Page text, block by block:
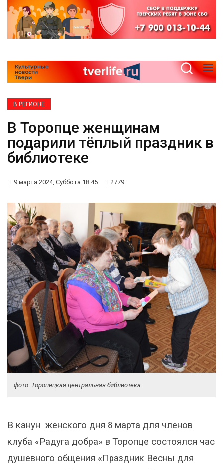
В РЕГИОНЕ
В Торопце женщинам
подарили тёплый праздник в
библиотеке
9 марта 2024, Суббота 18:45 2779
фото: Торопецкая центральная библиотека
В канун женского дня 8 марта для членов
клуба «Радуга добра» в Торопце состоялся час
душевного общения «Праздник Весны для